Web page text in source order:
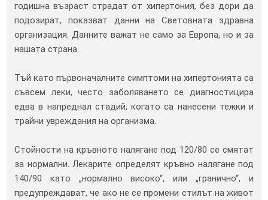
годишна възраст страдат от хипертония, без дори да
подозират, показват данни на Световната здравна
организация. Данните важат не само за Европа, но и за
нашата страна.
Тъй като първоначалните симптоми на хипертонията са
съвсем леки, често заболяването се диагностицира
едва в напреднал стадий, когато са нанесени тежки и
трайни увреждания на организма.
Стойности на кръвното налягане под 120/80 се смятат
за нормални. Лекарите определят кръвно налягане под
140/90 като „нормално високо“, или „гранично“, и
предупреждават, че ако не се промени стилът на живот